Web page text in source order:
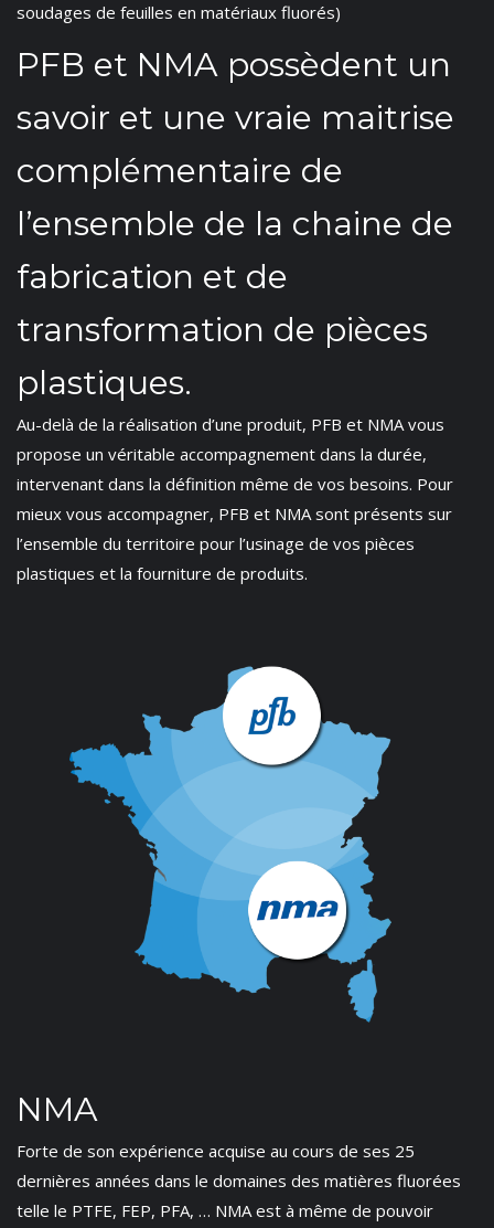
soudages de feuilles en matériaux fluorés)
PFB et NMA possèdent un
savoir et une vraie maitrise
complémentaire de
l’ensemble de la chaine de
fabrication et de
transformation de pièces
plastiques.
Au-delà de la réalisation d’une produit, PFB et NMA vous
propose un véritable accompagnement dans la durée,
intervenant dans la définition même de vos besoins. Pour
mieux vous accompagner, PFB et NMA sont présents sur
l’ensemble du territoire pour l’usinage de vos pièces
plastiques et la fourniture de produits.
NMA
Forte de son expérience acquise au cours de ses 25
dernières années dans le domaines des matières fluorées
telle le PTFE, FEP, PFA, … NMA est à même de pouvoir